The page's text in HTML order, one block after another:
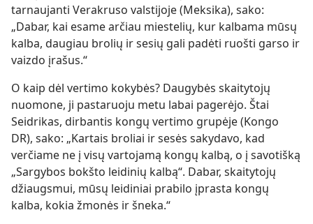
tarnaujanti Verakruso valstijoje (Meksika), sako:
„Dabar, kai esame arčiau miestelių, kur kalbama mūsų
kalba, daugiau brolių ir sesių gali padėti ruošti garso ir
vaizdo įrašus.“
O kaip dėl vertimo kokybės? Daugybės skaitytojų
nuomone, ji pastaruoju metu labai pagerėjo. Štai
Seidrikas, dirbantis kongų vertimo grupėje (Kongo
DR), sako: „Kartais broliai ir sesės sakydavo, kad
verčiame ne į visų vartojamą kongų kalbą, o į savotišką
„Sargybos bokšto leidinių kalbą“. Dabar, skaitytojų
džiaugsmui, mūsų leidiniai prabilo įprasta kongų
kalba, kokia žmonės ir šneka.“